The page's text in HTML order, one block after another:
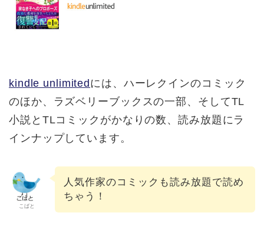
kindle unlimited には、ハーレクインのコミック
のほか、ラズベリーブックスの一部、そしてTL
小説とTLコミックがかなりの数、読み放題にラ
インナップしています。
こばと
人気作家のコミックも読み放題で読め
ちゃう！